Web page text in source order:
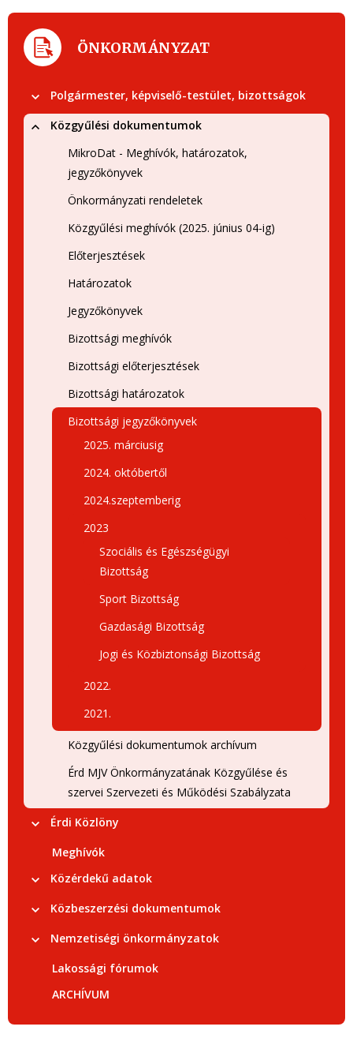
ÖNKORMÁNYZAT
Polgármester, képviselő-testület, bizottságok
Közgyűlési dokumentumok
MikroDat - Meghívók, határozatok,
jegyzőkönyvek
Önkormányzati rendeletek
Közgyűlési meghívók (2025. június 04-ig)
Előterjesztések
Határozatok
Jegyzőkönyvek
Bizottsági meghívók
Bizottsági előterjesztések
Bizottsági határozatok
Bizottsági jegyzőkönyvek
2025. márciusig
2024. októbertől
2024.szeptemberig
2023
Szociális és Egészségügyi
Bizottság
Sport Bizottság
Gazdasági Bizottság
Jogi és Közbiztonsági Bizottság
2022.
2021.
Közgyűlési dokumentumok archívum
Érd MJV Önkormányzatának Közgyűlése és
szervei Szervezeti és Működési Szabályzata
Érdi Közlöny
Meghívók
Közérdekű adatok
Közbeszerzési dokumentumok
Nemzetiségi önkormányzatok
Lakossági fórumok
ARCHÍVUM